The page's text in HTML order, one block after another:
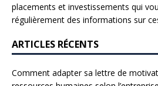
placements et investissements qui
régulièrement des informations sur
ARTICLES RÉCENTS
Comment adapter sa lettre de